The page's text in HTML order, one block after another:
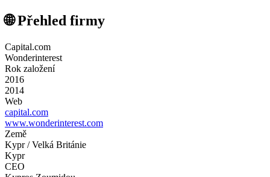
🌐 Přehled firmy
Capital.com
Wonderinterest
Rok založení
2016
2014
Web
capital.com
www.wonderinterest.com
Země
Kypr / Velká Británie
Kypr
CEO